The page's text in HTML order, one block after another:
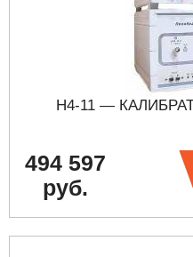
Н4-11 —
494 597
руб.